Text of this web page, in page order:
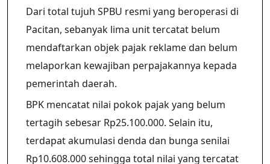
Dari total tujuh SPBU resmi yang beroperasi di
Pacitan, sebanyak lima unit tercatat belum
mendaftarkan objek pajak reklame dan belum
melaporkan kewajiban perpajakannya kepada
pemerintah daerah.
BPK mencatat nilai pokok pajak yang belum
tertagih sebesar Rp25.100.000. Selain itu,
terdapat akumulasi denda dan bunga senilai
Rp10.608.000 sehingga total nilai yang tercatat